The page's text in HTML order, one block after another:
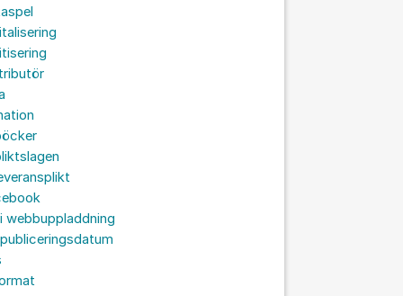
webbuppladdning